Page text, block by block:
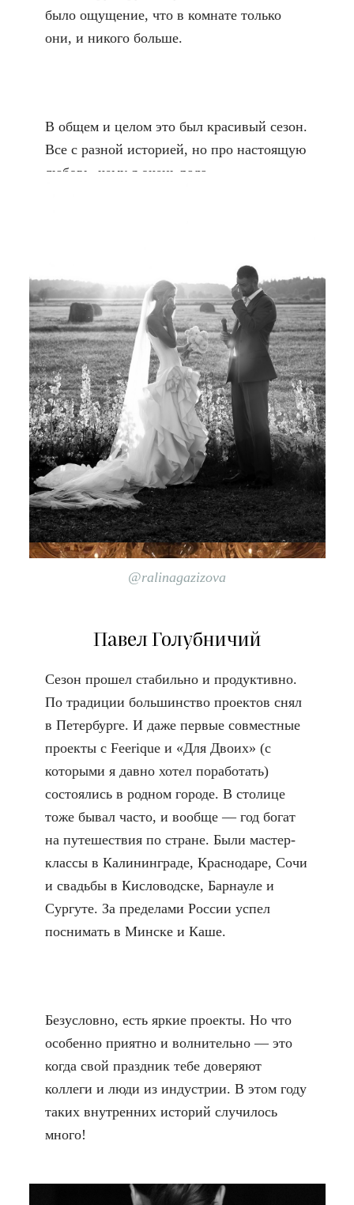
было ощущение, что в комнате только
они, и никого больше.
В общем и целом это был красивый сезон.
Все с разной историей, но про настоящую
любовь, чему я очень рада.
@ralinagazizova
Павел Голубничий
Сезон прошел стабильно и продуктивно.
По традиции большинство проектов снял
в Петербурге. И даже первые совместные
проекты с Feeriqueи «Для Двоих» (с
которыми я давно хотел поработать)
состоялись в родном городе. В столице
тоже бывал часто, и вообще — год богат
на путешествия по стране. Были мастер-
классы в Калининграде, Краснодаре, Сочи
и свадьбы в Кисловодске, Барнауле и
Сургуте. За пределами России успел
поснимать в Минске и Каше.
Безусловно, есть яркие проекты. Но что
особенно приятно и волнительно — это
когда свой праздник тебе доверяют
коллеги и люди из индустрии. В этом году
таких внутренних историй случилось
много!